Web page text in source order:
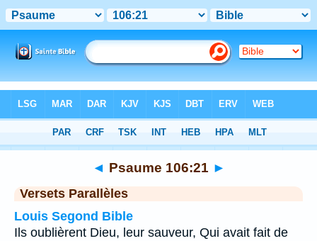
Chapitre 106 > Verset 21
◄ Psaume 106:21 ►
Versets Parallèles
Louis Segond Bible
Ils oublièrent Dieu, leur sauveur, Qui avait fait de